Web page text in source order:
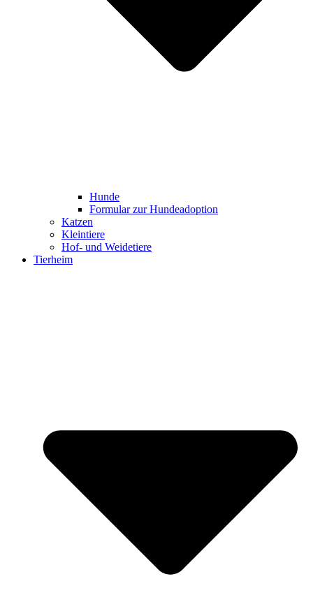
Hunde
Formular zur Hundeadoption
Katzen
Kleintiere
Hof- und Weidetiere
Tierheim